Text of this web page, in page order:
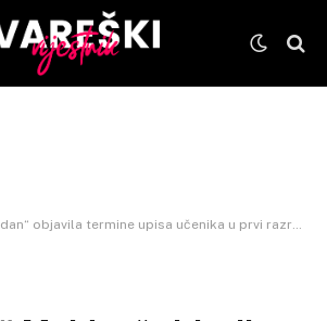
objavila termine upisa učenika u prvi razred